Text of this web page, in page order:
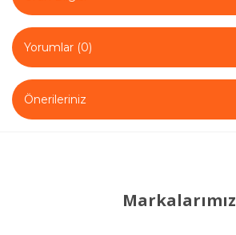
Yorumlar (0)
Önerileriniz
Markalarımız